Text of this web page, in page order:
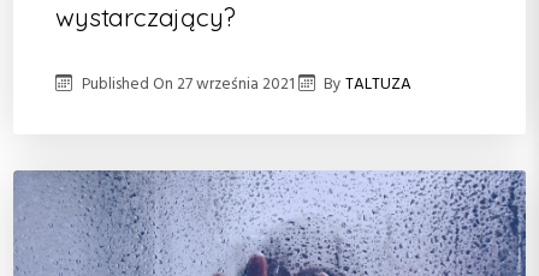
wystarczający?
Published On27 września 2021 ByTALTUZA